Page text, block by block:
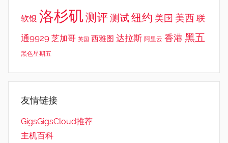
软银 洛杉矶 测评测试纽约 美国 美西 联
通9929 芝加哥 英国 西雅图 达拉斯 阿里云 香港 黑五
黑色星期五
友情链接
GigsGigsCloud推荐
主机百科